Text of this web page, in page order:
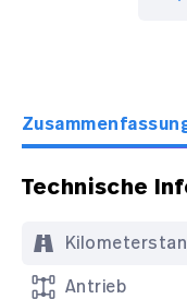
Technische
Antrieb